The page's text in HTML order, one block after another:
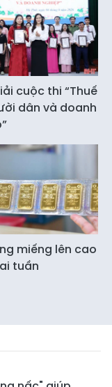
cuộc thi “Thuế
dân và doanh
miếng lên cao
tuần